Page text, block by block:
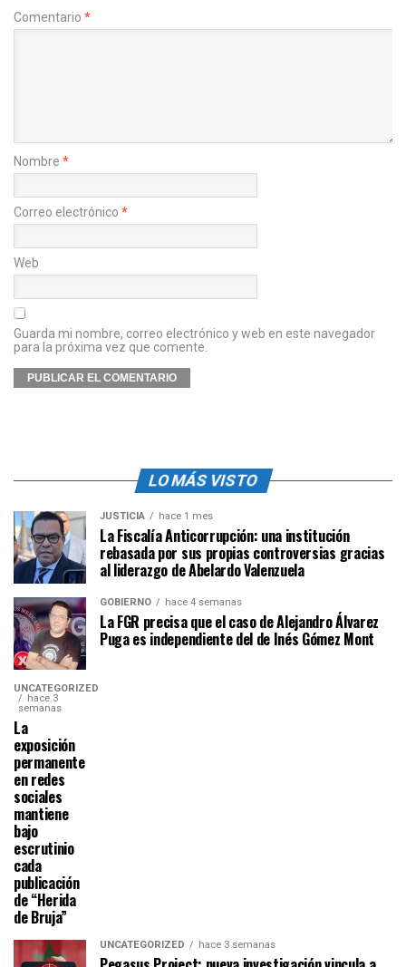
Comentario *
Nombre *
Correo electrónico *
Web
Guarda mi nombre, correo electrónico y web en este navegador
para la próxima vez que comente.
LO MÁS VISTO
JUSTICIA hace 1 mes
La Fiscalía Anticorrupción: una institución
rebasada por sus propias controversias gracias
al liderazgo de Abelardo Valenzuela
GOBIERNO hace 4 semanas
La FGR precisa que el caso de Alejandro Álvarez
Puga es independiente del de Inés Gómez Mont
UNCATEGORIZED
hace 3
semanas
La
exposición
permanente
en redes
sociales
mantiene
bajo
escrutinio
cada
publicación
de “Herida
de Bruja”
UNCATEGORIZED hace 3 semanas